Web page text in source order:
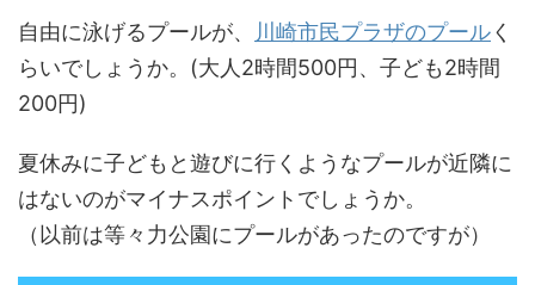
自由に泳げるプールが、 川崎市民プラザのプールく
らいでしょうか。(大人2時間500円、子ども2時間
200円)
夏休みに子どもと遊びに行くようなプールが近隣に
はないのがマイナスポイントでしょうか。
（以前は等々力公園にプールがあったのですが）